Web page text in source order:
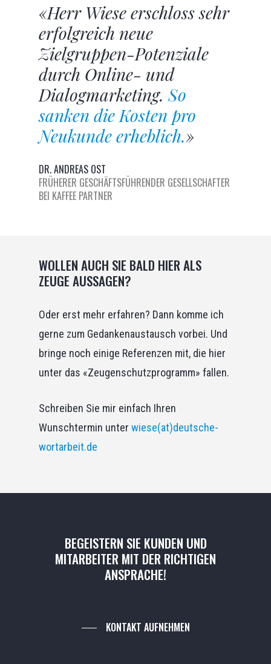
«Herr Wiese erschloss sehr
erfolgreich neue
Zielgruppen-Potenziale
durch Online- und
Dialogmarketing. So
sanken die Kosten pro
Neukunde erheblich.»
DR. ANDREAS OST
FRÜHERER GESCHÄFTSFÜHRENDER GESELLSCHAFTER
BEI KAFFEE PARTNER
WOLLEN AUCH SIE BALD HIER ALS
ZEUGE AUSSAGEN?
Oder erst mehr erfahren? Dann komme ich
gerne zum Gedankenaustausch vorbei. Und
bringe noch einige Referenzen mit, die hier
unter das «Zeugenschutzprogramm» fallen.
Schreiben Sie mir einfach Ihren
Wunschtermin unter wiese(at)deutsche-
wortarbeit.de
BEGEISTERN SIE KUNDEN UND
MITARBEITERMIT DERRICHTIGEN
ANSPRACHE!
KONTAKT AUFNEHMEN